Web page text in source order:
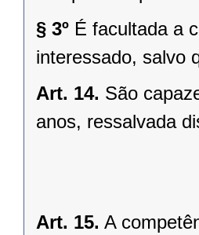
§ 3º É facultada a
interessado, salvo
Art. 14. São
anos, ressalvada
Art. 15. A